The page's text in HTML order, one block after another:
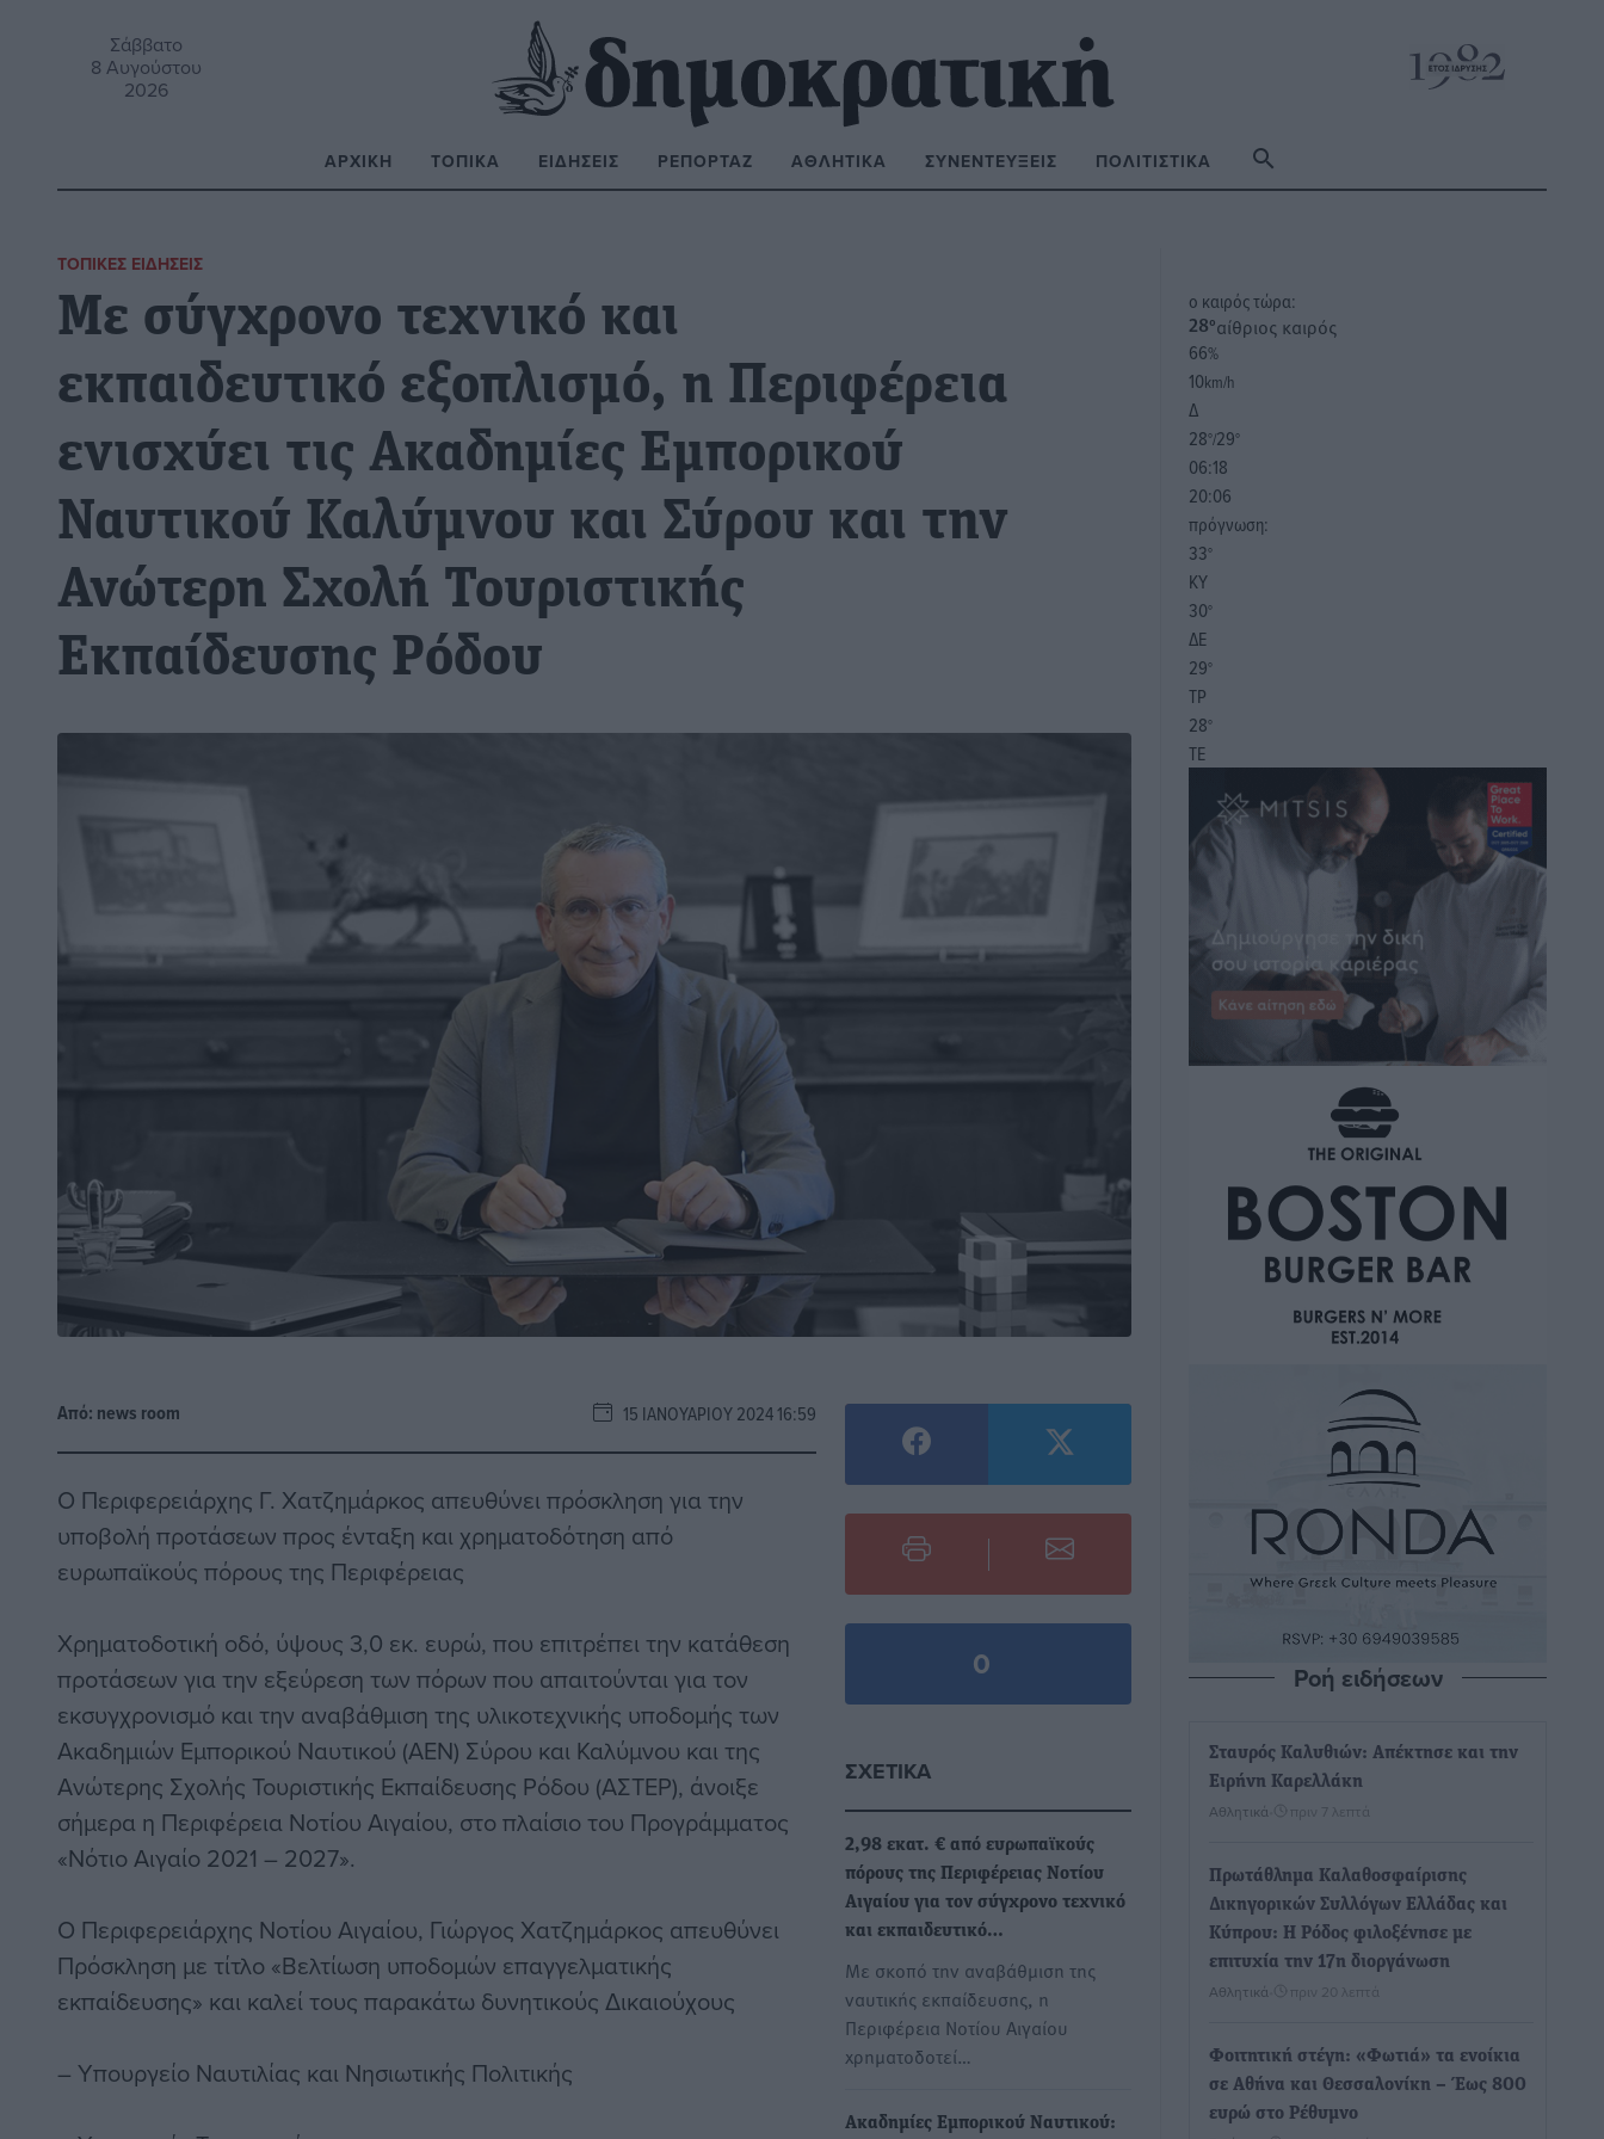
Σάββατο
8 Αυγούστου
2026
ΑΡΧΙΚΉ ΤΟΠΙΚΆ ΕΙΔΉΣΕΙΣ ΡΕΠΟΡΤΆΖ ΑΘΛΗΤΙΚΆ ΣΥΝΕΝΤΕΎΞΕΙΣ ΠΟΛΙΤΙΣΤΙΚΆ
ΤΟΠΙΚΈΣ ΕΙΔΉΣΕΙΣ
Με σύγχρονο τεχνικό και
εκπαιδευτικό εξοπλισμό, η Περιφέρεια
ενισχύει τις Ακαδημίες Εμπορικού
Ναυτικού Καλύμνου και Σύρου και την
Ανώτερη Σχολή Τουριστικής
Εκπαίδευσης Ρόδου
Από: news room 15 ΙΑΝΟΥΑΡΊΟΥ 2024 16:59
Ο Περιφερειάρχης Γ. Χατζημάρκος απευθύνει πρόσκληση για την
υποβολή προτάσεων προς ένταξη και χρηματοδότηση από
ευρωπαϊκούς πόρους της Περιφέρειας
Χρηματοδοτική οδό, ύψους 3,0 εκ. ευρώ, που επιτρέπει την κατάθεση
προτάσεων για την εξεύρεση των πόρων που απαιτούνται για τον
εκσυγχρονισμό και την αναβάθμιση της υλικοτεχνικής υποδομής των
Ακαδημιών Εμπορικού Ναυτικού (ΑΕΝ) Σύρου και Καλύμνου και της
Ανώτερης Σχολής Τουριστικής Εκπαίδευσης Ρόδου (ΑΣΤΕΡ), άνοιξε
σήμερα η Περιφέρεια Νοτίου Αιγαίου, στο πλαίσιο του Προγράμματος
«Νότιο Αιγαίο 2021 – 2027».
Ο Περιφερειάρχης Νοτίου Αιγαίου, Γιώργος Χατζημάρκος απευθύνει
Πρόσκληση με τίτλο «Βελτίωση υποδομών επαγγελματικής
εκπαίδευσης» και καλεί τους παρακάτω δυνητικούς Δικαιούχους
– Υπουργείο Ναυτιλίας και Νησιωτικής Πολιτικής
0
ΣΧΕΤΙΚΆ
2,98 εκατ. € από ευρωπαϊκούς
πόρους της Περιφέρειας Νοτίου
Αιγαίου για τον σύγχρονο τεχνικό
και εκπαιδευτικό…
Με σκοπό την αναβάθμιση της
ναυτικής εκπαίδευσης, η
Περιφέρεια Νοτίου Αιγαίου
χρηματοδοτεί…
Ακαδημίες Εμπορικού Ναυτικού:
o καιρός τώρα:
28°αίθριος καιρός
66%
10km/h
Δ
28°/29°
06:18
20:06
πρόγνωση:
33°
ΚΥ
30°
ΔΕ
29°
ΤΡ
28°
ΤΕ
Ροή ειδήσεων
Σταυρός Καλυθιών: Απέκτησε και την
Ειρήνη Καρελλάκη
Αθλητικά πριν 7 λεπτά
Πρωτάθλημα Καλαθοσφαίρισης
Δικηγορικών Συλλόγων Ελλάδας και
Κύπρου: Η Ρόδος φιλοξένησε με
επιτυχία την 17η διοργάνωση
Αθλητικά πριν 20 λεπτά
Φοιτητική στέγη: «Φωτιά» τα ενοίκια
σε Αθήνα και Θεσσαλονίκη – Έως 800
ευρώ στο Ρέθυμνο